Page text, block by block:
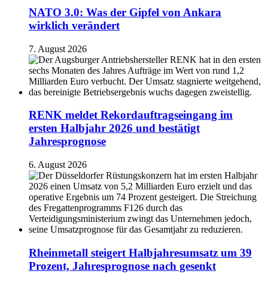
NATO 3.0: Was der Gipfel von Ankara
wirklich verändert
7. August 2026
RENK meldet Rekordauftragseingang im
ersten Halbjahr 2026 und bestätigt
Jahresprognose
6. August 2026
Rheinmetall steigert Halbjahresumsatz um 39
Prozent, Jahresprognose nach gesenkt